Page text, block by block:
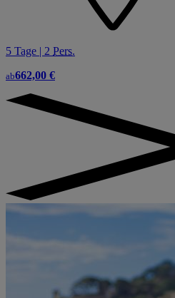
5 Tage | 2 Pers.
ab662,00 €